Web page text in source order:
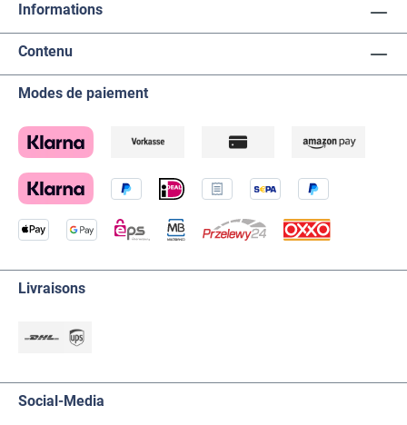
Informations
Contenu
Modes de paiement
Livraisons
Social-Media